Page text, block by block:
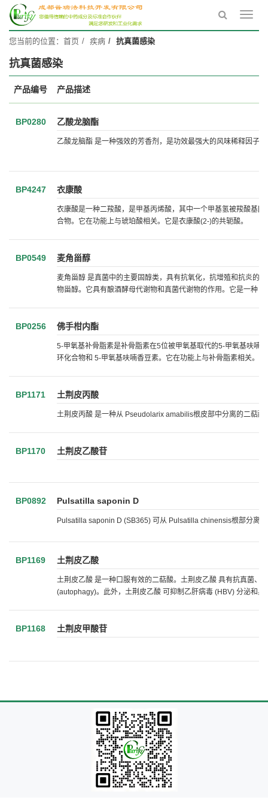
您当前的位置： 首页 疾病 抗真菌感染
抗真菌感染
产品编号 产品描述
BP0280 乙酸龙脑酯
乙酸龙脑酯 是一种强效的芳香剂，是功效最强大的风味稀释因子
BP4247 衣康酸
衣康酸是一种二羧酸，是甲基丙烯酸，其中一个甲基氢被羧酸基
合物。它在功能上与琥珀酸相关。它是衣康酸(2-)的共轭酸。
BP0549 麦角甾醇
麦角甾醇 是真菌中的主要固醇类，具有抗氧化，抗增殖和抗炎的
物甾醇。它具有酿酒酵母代谢物和真菌代谢物的作用。它是一种
BP0256 佛手柑内酯
5-甲氧基补骨脂素是补骨脂素在5位被甲氧基取代的5-甲氧基呋喃
环化合物和 5-甲氧基呋喃香豆素。它在功能上与补骨脂素相关。
BP1171 土荆皮丙酸
土荆皮丙酸 是一种从 Pseudolarix amabilis根皮部中分离的二萜酸
BP1170 土荆皮乙酸苷
BP0892 Pulsatilla saponin D
Pulsatilla saponin D (SB365) 可从 Pulsatilla chinensis根部分离
BP1169 土荆皮乙酸
土荆皮乙酸 是一种口服有效的二萜酸。土荆皮乙酸 具有抗真菌
(autophagy)。此外，土荆皮乙酸 可抑制乙肝病毒 (HBV) 分泌和
BP1168 土荆皮甲酸苷